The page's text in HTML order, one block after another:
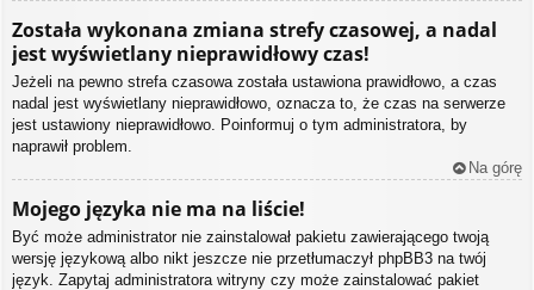
Została wykonana zmiana strefy czasowej, a nadal
jest wyświetlany nieprawidłowy czas!
Jeżeli na pewno strefa czasowa została ustawiona prawidłowo, a czas
nadal jest wyświetlany nieprawidłowo, oznacza to, że czas na serwerze
jest ustawiony nieprawidłowo. Poinformuj o tym administratora, by
naprawił problem.
Na górę
Mojego języka nie ma na liście!
Być może administrator nie zainstalował pakietu zawierającego twoją
wersję językową albo nikt jeszcze nie przetłumaczył phpBB3 na twój
język. Zapytaj administratora witryny czy może zainstalować pakiet